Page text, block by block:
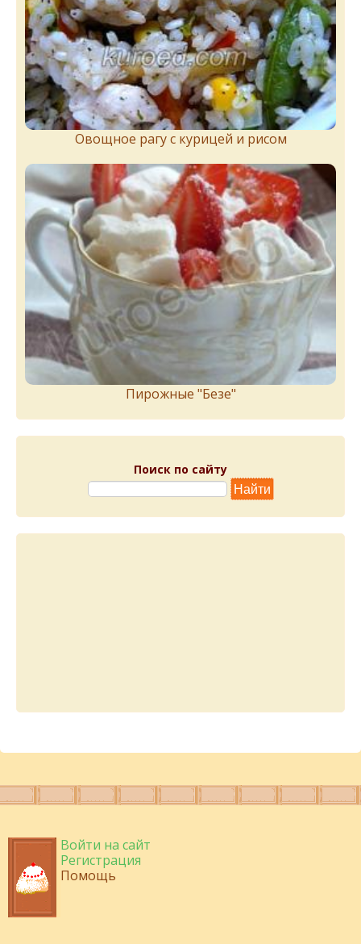
Овощное рагу с курицей и рисом
Пирожныe "Бeзe"
Поиск по сайту
Войти на сайт
Регистрация
Помощь